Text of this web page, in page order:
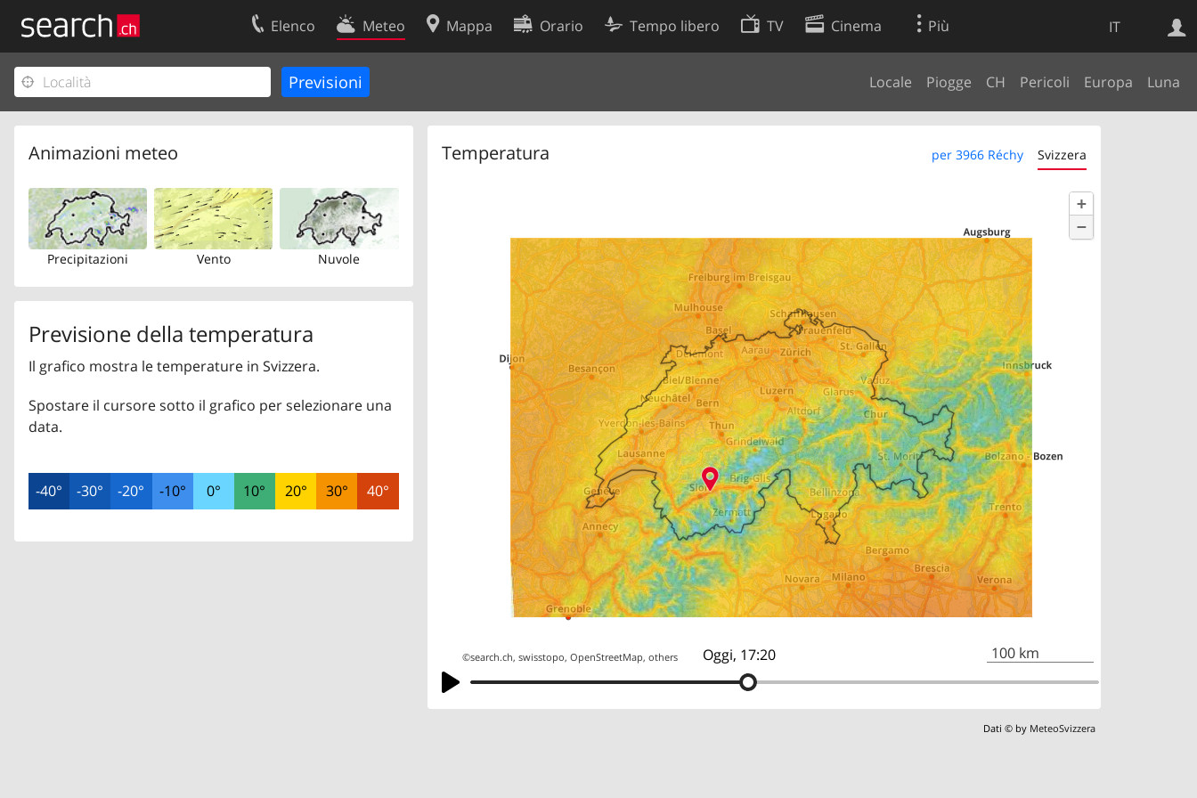
IT
Elenco Meteo Mappa Orario Tempo libero TV Cinema Più
Locale Piogge CH Pericoli Europa Luna
Animazioni meteo
Precipitazioni Vento Nuvole
Previsione della temperatura
Il grafico mostra le temperature in Svizzera.
Spostare il cursore sotto il grafico per selezionare una
data.
-40° -30° -20° -10° 0° 10° 20° 30° 40°
Temperatura per 3966 Réchy Svizzera
Oggi, 17:20
+
−
©search.ch,swisstopo,OpenStreetMap,others 100 km
Dati © by MeteoSvizzera
Ricerca Web
Il vostro profolio
Area clienti
Contatti
Condizioni d’uso
Preferenze cookie